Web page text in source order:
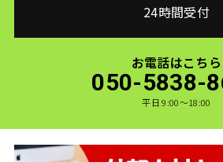
24時間受付
お電話はこちら
050-5838-
平日 9:00〜18:00